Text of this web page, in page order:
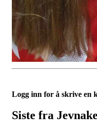
Logg inn for å skrive en
Siste fra